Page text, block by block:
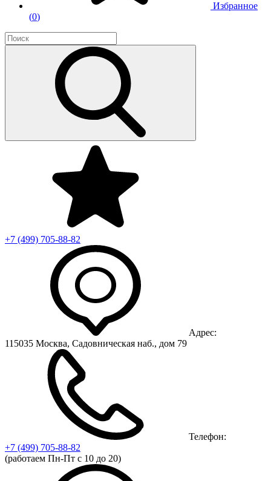
Избранное
(0)
+7 (499) 705-88-82
Адрес:
115035 Москва, Садовническая наб., дом 79
Телефон:
+7 (499) 705-88-82
(работаем Пн-Пт с 10 до 20)